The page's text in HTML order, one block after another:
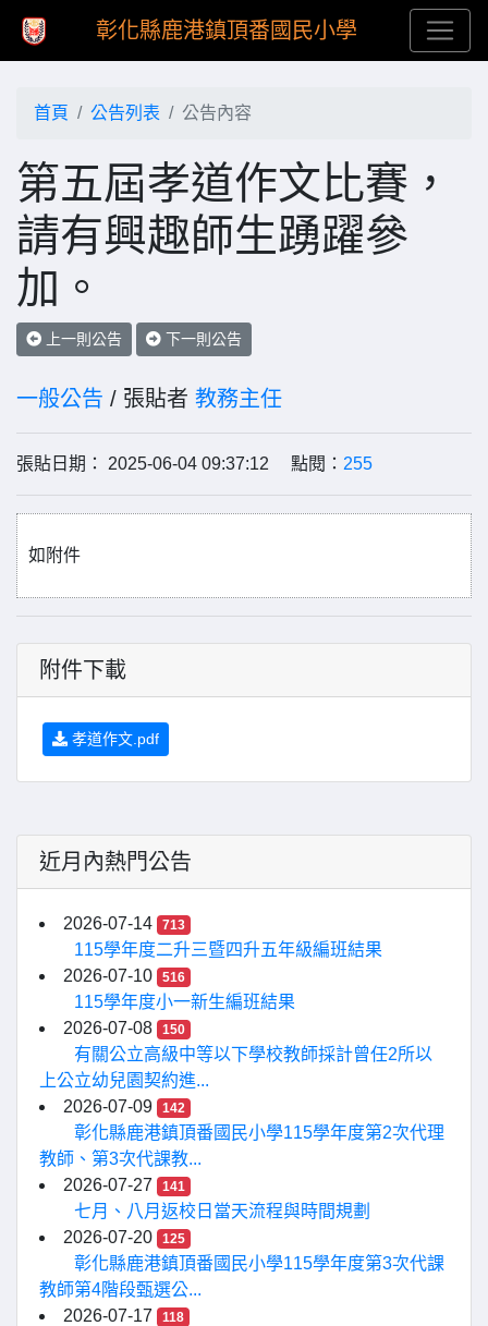
彰化縣鹿港鎮頂番國民小學
首頁 公告列表 公告內容
第五屆孝道作文比賽，
請有興趣師生踴躍參
加。
上一則公告 下一則公告
一般公告 / 張貼者 教務主任
張貼日期： 2025-06-04 09:37:12 點閱： 255
如附件
附件下載
孝道作文.pdf
近月內熱門公告
2026-07-14 713
115學年度二升三暨四升五年級編班結果
2026-07-10
516
115學年度小一新生編班結果
2026-07-08
150
有關公立高級中等以下學校教師採計曾任2所以
上公立幼兒園契約進...
2026-07-09
142
彰化縣鹿港鎮頂番國民小學115學年度第2次代理
教師、第3次代課教...
2026-07-27
141
七月、八月返校日當天流程與時間規劃
2026-07-20
125
彰化縣鹿港鎮頂番國民小學115學年度第3次代課
教師第4階段甄選公...
2026-07-17
118